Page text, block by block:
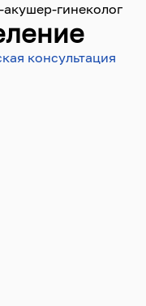
акушер-гинеколог
консультация